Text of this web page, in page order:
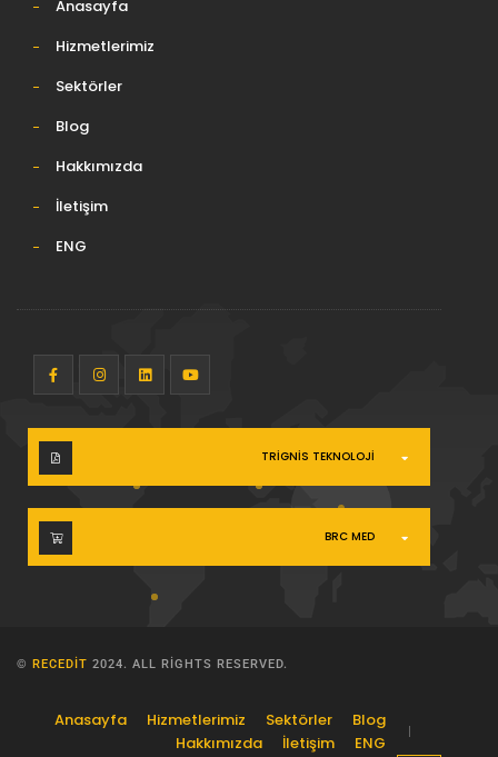
Anasayfa
Hizmetlerimiz
Sektörler
Blog
Hakkımızda
İletişim
ENG
TRIGNIS TEKNOLOJI
BRC MED
© RECEDIT 2024. ALL RIGHTS RESERVED.
Anasayfa Hizmetlerimiz Sektörler
Blog
Hakkımızda
İletişim ENG